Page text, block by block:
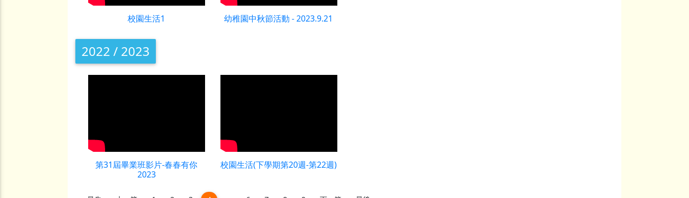
校園生活1 幼稚園中秋節活動 - 2023.9.21
2022 / 2023
第31屆畢業班影片-春春有你
2023
校園生活(下學期第20週-第22週)